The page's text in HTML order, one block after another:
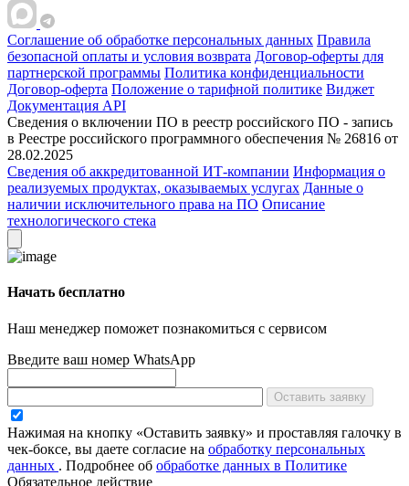
Соглашение об обработке персональных данных Правила
безопасной оплаты и условия возврата Договор-оферты для
партнерской программы Политика конфиденциальности
Договор-оферта Положение о тарифной политике Виджет
Документация API
Сведения о включении ПО в реестр российского ПО - запись
в Реестре российского программного обеспечения № 26816 от
28.02.2025
Сведения об аккредитованной ИТ-компании Информация о
реализуемых продуктах, оказываемых услугах Данные о
наличии исключительного права на ПО Описание
технологического стека
Начать бесплатно
Наш менеджер поможет познакомиться с сервисом
Введите ваш номер WhatsApp
Оставить заявку
Нажимая на кнопку «Оставить заявку» и проставляя галочку в
чек-боксе, вы даете согласие на обработку персональных
данных . Подробнее об обработке данных в Политике
Обязательное действие